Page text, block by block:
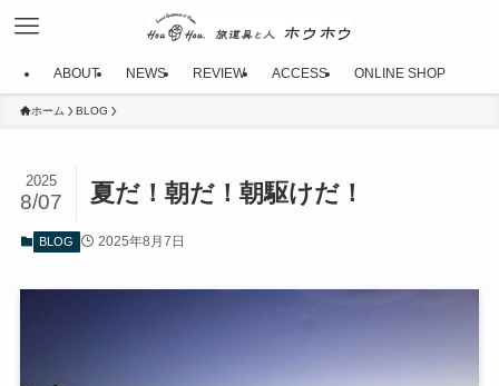
ABOUT NEWS REVIEW ACCESS ONLINE SHOP
ホーム BLOG
夏だ！朝だ！朝駆けだ！
2025
8/07
BLOG 2025年8月7日